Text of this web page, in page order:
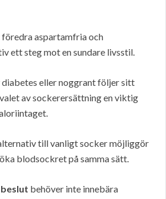
aspartamfria och
ett steg mot en sundare livsstil.
diabetes eller noggrant följer sitt
av sockerersättning en viktig
till vanligt socker möjliggör
blodsockret på samma sätt.
behöver inte innebära